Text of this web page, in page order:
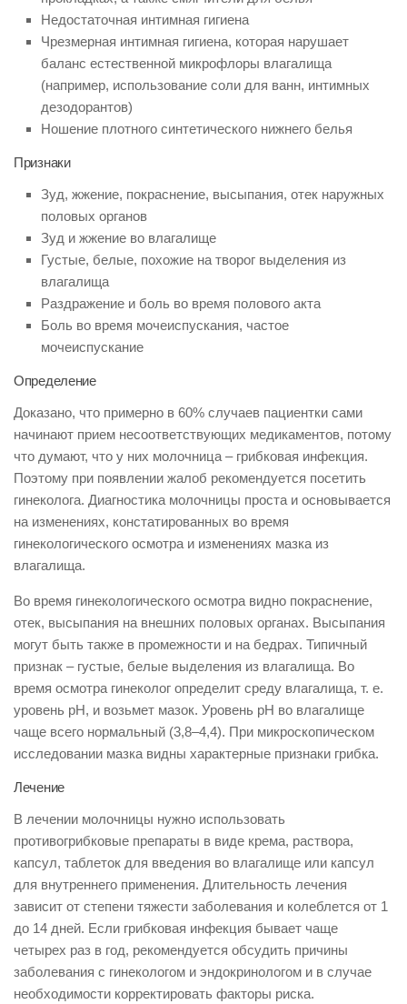
Недостаточная интимная гигиена
Чрезмерная интимная гигиена, которая нарушает
баланс естественной микрофлоры влагалища
(например, использование соли для ванн, интимных
дезодорантов)
Ношение плотного синтетического нижнего белья
Признаки
Зуд, жжение, покраснение, высыпания, отек наружных
половых органов
Зуд и жжение во влагалище
Густые, белые, похожие на творог выделения из
влагалища
Раздражение и боль во время полового акта
Боль во время мочеиспускания, частое
мочеиспускание
Определение
Доказано, что примерно в 60% случаев пациентки сами
начинают прием несоответствующих медикаментов, потому
что думают, что у них молочница – грибковая инфекция.
Поэтому при появлении жалоб рекомендуется посетить
гинеколога. Диагностика молочницы проста и основывается
на изменениях, констатированных во время
гинекологического осмотра и изменениях мазка из
влагалища.
Во время гинекологического осмотра видно покраснение,
отек, высыпания на внешних половых органах. Высыпания
могут быть также в промежности и на бедрах. Типичный
признак – густые, белые выделения из влагалища. Во
время осмотра гинеколог определит среду влагалища, т. е.
уровень pH, и возьмет мазок. Уровень рН во влагалище
чаще всего нормальный (3,8–4,4). При микроскопическом
исследовании мазка видны характерные признаки грибка.
Лечение
В лечении молочницы нужно использовать
противогрибковые препараты в виде крема, раствора,
капсул, таблеток для введения во влагалище или капсул
для внутреннего применения. Длительность лечения
зависит от степени тяжести заболевания и колеблется от 1
до 14 дней. Если грибковая инфекция бывает чаще
четырех раз в год, рекомендуется обсудить причины
заболевания с гинекологом и эндокринологом и в случае
необходимости корректировать факторы риска.